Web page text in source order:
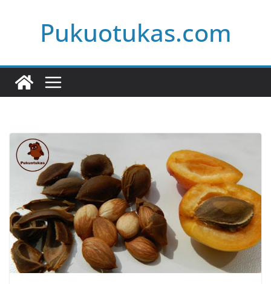
Pukuotukas.com